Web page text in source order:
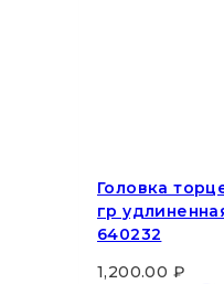
Головка
гр
640232
1,200.00 ₽